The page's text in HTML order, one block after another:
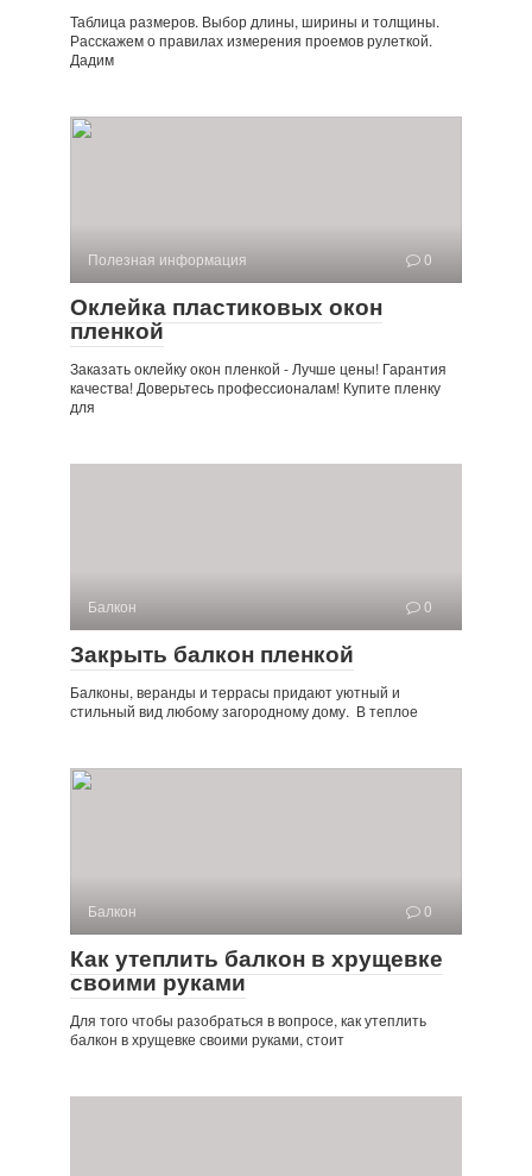
Таблица размеров. Выбор длины, ширины и толщины.
Расскажем о правилах измерения проемов рулеткой.
Дадим
Полезная информация 0
Оклейка пластиковых окон
пленкой
Заказать оклейку окон пленкой - Лучше цены! Гарантия
качества! Доверьтесь профессионалам! Купите пленку
для
Балкон 0
Закрыть балкон пленкой
Балконы, веранды и террасы придают уютный и
стильный вид любому загородному дому. В теплое
Балкон 0
Как утеплить балкон в хрущевке
своими руками
Для того чтобы разобраться в вопросе, как утеплить
балкон в хрущевке своими руками, стоит